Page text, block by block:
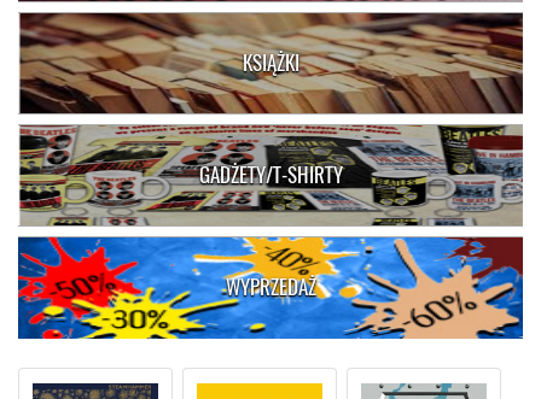
KSIĄŻKI
GADŻETY/T-SHIRTY
WYPRZEDAŻ